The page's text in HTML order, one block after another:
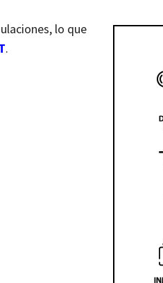
lo que
.